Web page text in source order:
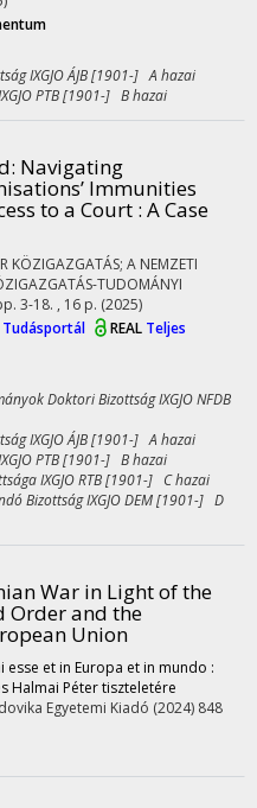
IXGJO ÁJB [1901-] A hazai
PTB [1901-] B hazai
Navigating
Immunities
to a Court : A Case
KÖZIGAZGATÁS; A NEMZETI
TUDOMÁNYI
3-18. , 16 p. (2025)
Tudásportál REAL Teljes
Doktori Bizottság IXGJO NFDB
IXGJO ÁJB [1901-] A hazai
PTB [1901-] B hazai
IXGJO RTB [1901-] C hazai
Bizottság IXGJO DEM [1901-] D
War in Light of the
Order and the
Union
esse et in Europa et in mundo :
Halmai Péter tiszteletére
Egyetemi Kiadó (2024) 848